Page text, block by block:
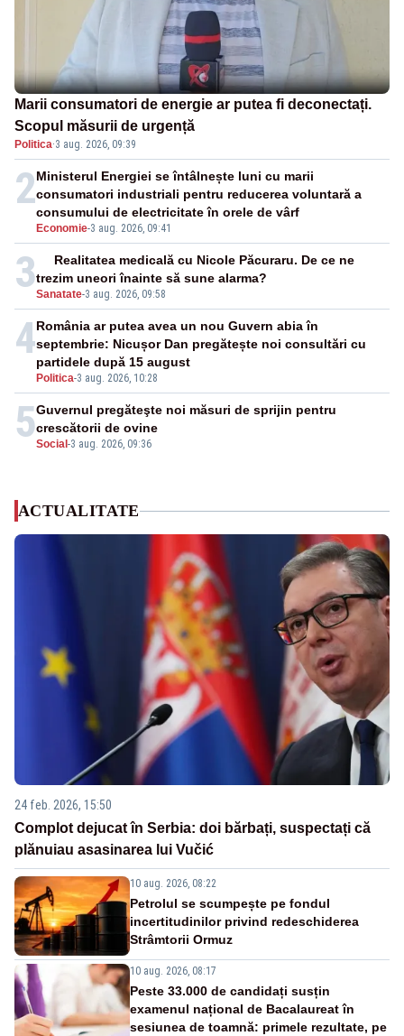
Marii consumatori de energie ar putea fi deconectați.
Scopul măsurii de urgență
Politica·3 aug. 2026, 09:39
2
Economie-3 aug. 2026, 09:41
Ministerul Energiei se întâlnește luni cu marii
consumatori industriali pentru reducerea voluntară a
consumului de electricitate în orele de vârf
3Sanatate-3 aug. 2026, 09:58
Realitatea medicală cu Nicole Păcuraru. De ce ne
trezim uneori înainte să sune alarma?
4
Politica-3 aug. 2026, 10:28
România ar putea avea un nou Guvern abia în
septembrie: Nicușor Dan pregătește noi consultări cu
partidele după 15 august
5Social -3 aug. 2026, 09:36
Guvernul pregăteşte noi măsuri de sprijin pentru
crescătorii de ovine
ACTUALITATE
24 feb. 2026, 15:50
Complot dejucat în Serbia: doi bărbați, suspectați că
plănuiau asasinarea lui Vučić
10 aug. 2026, 08:22
Petrolul se scumpește pe fondul
incertitudinilor privind redeschiderea
Strâmtorii Ormuz
10 aug. 2026, 08:17
Peste 33.000 de candidați susțin
examenul național de Bacalaureat în
sesiunea de toamnă: primele rezultate, pe